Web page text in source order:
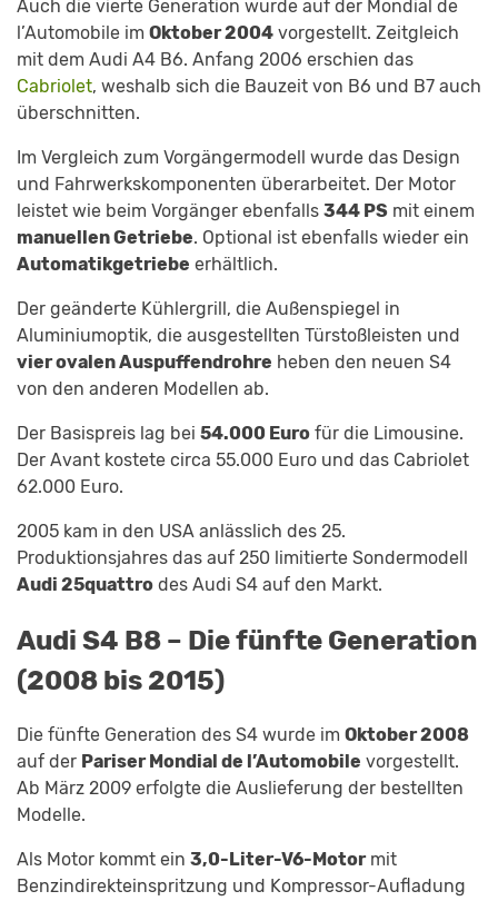
Auch die vierte Generation wurde auf der Mondial de
l’Automobile im Oktober 2004 vorgestellt. Zeitgleich
mit dem Audi A4 B6. Anfang 2006 erschien das
Cabriolet, weshalb sich die Bauzeit von B6 und B7 auch
überschnitten.
Im Vergleich zum Vorgängermodell wurde das Design
und Fahrwerkskomponenten überarbeitet. Der Motor
leistet wie beim Vorgänger ebenfalls 344 PS mit einem
manuellen Getriebe. Optional ist ebenfalls wieder ein
Automatikgetriebe erhältlich.
Der geänderte Kühlergrill, die Außenspiegel in
Aluminiumoptik, die ausgestellten Türstoßleisten und
vier ovalen Auspuffendrohre heben den neuen S4
von den anderen Modellen ab.
Der Basispreis lag bei 54.000 Euro für die Limousine.
Der Avant kostete circa 55.000 Euro und das Cabriolet
62.000 Euro.
2005 kam in den USA anlässlich des 25.
Produktionsjahres das auf 250 limitierte Sondermodell
Audi 25quattro des Audi S4 auf den Markt.
Audi S4 B8 – Die fünfte Generation
(2008 bis 2015)
Die fünfte Generation des S4 wurde im Oktober 2008
auf der Pariser Mondial de l’Automobile vorgestellt.
Ab März 2009 erfolgte die Auslieferung der bestellten
Modelle.
Als Motor kommt ein 3,0-Liter-V6-Motormit
Benzindirekteinspritzung und Kompressor-Aufladung